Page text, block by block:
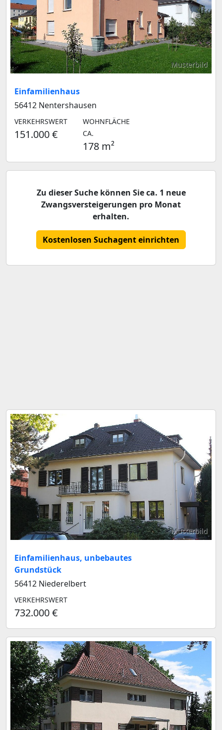
Musterbild
Einfamilienhaus
56412 Nentershausen
VERKEHRSWERT
151.000 €
WOHNFLÄCHE
CA.
178 m²
Zu dieser Suche können Sie ca. 1 neue
Zwangsversteigerungen pro Monat
erhalten.
Kostenlosen Suchagent einrichten
Musterbild
Einfamilienhaus, unbebautes
Grundstück
56412 Niederelbert
VERKEHRSWERT
732.000 €